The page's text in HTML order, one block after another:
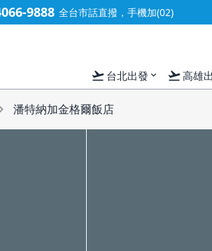
9888 全台市話直撥，手機加(02)
flight_takeoff 台北出發 expand_more flight_takeoff高雄
潘特納加金格爾飯店